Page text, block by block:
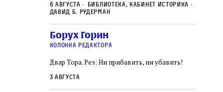
и
человек,
какое‑то отношение к научной деятельности.
из раввинов Венеции
6 августа
Библиотека, кабинет историка
Давид Б. Рудерман
Борух Горин
колонка редактора
Двар Тора. Реэ: Ни прибавить, ни убавить!
3 августа